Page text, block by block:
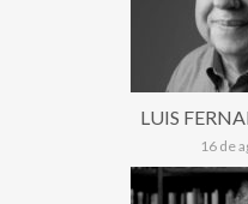
LUIS
16 de